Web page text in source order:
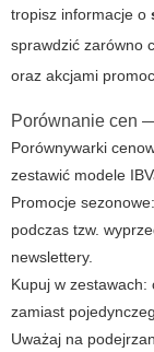
tropisz informacje o
sprawdzić zarówno
oraz akcjami
Porównanie cen
Porównywarki
zestawić modele
Promocje
podczas tzw.
newslettery.
Kupuj w zestawach:
zamiast
Uważaj na